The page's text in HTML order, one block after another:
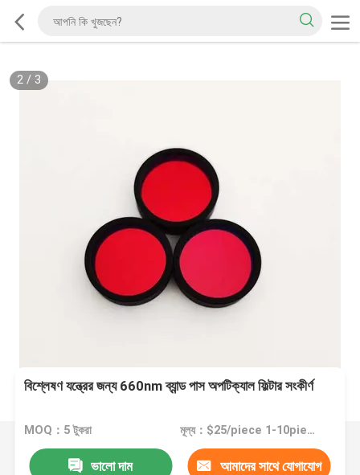
2/ 3
বিশ্লেষণ যন্ত্রের জন্য 660nm ব্যান্ড পাস অপটিক্যাল ফিল্টার সংকীর্ণ
MOQ：5 টুকরা মূল্য：$25/piece 1-10pieces; $20/piece 11-50pieces; $10/piece >=51pieces
ভালো দাম আমাদের সাথে যোগাযোগ